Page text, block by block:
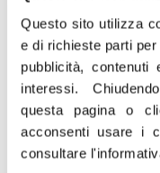
Questo sito utilizza
e di richieste parti
pubblicità,
interessi.
questa pagina o
acconsenti usare i
consultare
Manovra,
migliaia